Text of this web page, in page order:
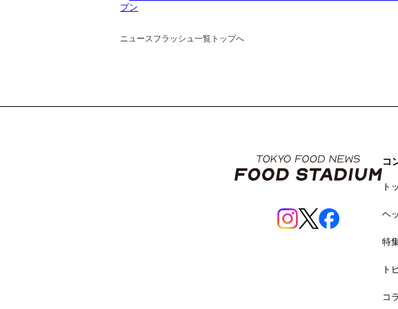
プン
ニュースフラッシュ一覧トップへ
コ
ト
ヘ
特
ト
コ